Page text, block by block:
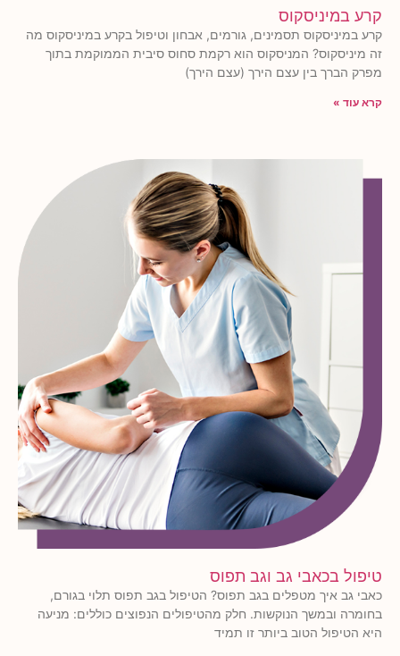
קרע במיניסקוס
קרע במיניסקוס תסמינים, גורמים, אבחון וטיפול בקרע במיניסקוס מה
זה מיניסקוס? המניסקוס הוא רקמת סחוס סיבית הממוקמת בתוך
מפרק הברך בין עצם הירך (עצם הירך)
קרא עוד »
טיפול בכאבי גב וגב תפוס
כאבי גב איך מטפלים בגב תפוס? הטיפול בגב תפוס תלוי בגורם,
בחומרה ובמשך הנוקשות. חלק מהטיפולים הנפוצים כוללים: מניעה
היא הטיפול הטוב ביותר זו תמיד